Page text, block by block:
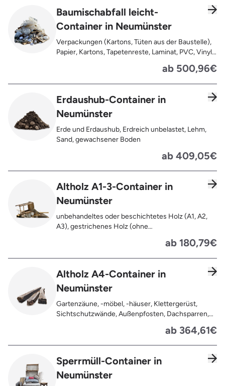
Teppiche, Gardinen, Gipswände/
Trockenbauwände, Metalle, Bleche, Rohre, Kabel,
Gebinde wie Dosen, Fässer, Eimer,
Sauerkrautplatten
Baumischabfall leicht-
Container in Neumünster
Verpackungen (Kartons, Tüten aus der Baustelle),
Papier, Kartons, Tapetenreste, Laminat, PVC, Vinyl,
Kunststoffe, Folien, Gummi, Styropor, Holz (z.B.
Spanplatten, Bauholz, Paletten), Textilien wie
Teppiche, Gardinen, Gipswände/
Türen für den Innenbereich, Restentleerte
Gebinde wie Dosen, Fässer, Eimer,
gesamten Containerinhalts
ab 500,96€
Erdaushub-Container in
Neumünster
Erde und Erdaushub, Erdreich unbelastet, Lehm,
Sand, gewachsener Boden
ab 409,05€
Altholz A1-3-Container in
Neumünster
unbehandeltes oder beschichtetes Holz (A1, A2,
A3), gestrichenes Holz (ohne
Oberflächenbehandlung wie Anstrich, Lasur,
Lackierung ), kleine Anhaftungen wie Nägel,
Schrauben oder Scharniere , Möbel und Türen,
Holz (z.B. Paletten, Bauholz),
Holzweichfaserplatten, Holzkisten,
ab 180,79€
Altholz A4-Container in
Neumünster
Gartenzäune, -möbel, -häuser, Klettergerüst,
Sichtschutzwände, Außenpfosten, Dachsparren,
behandeltes Holz (=schadstoffbelastet),
Verfaultes oder verbranntes Holz, Fensterrahmen,
Bahnschwellen, Pflanzfähle, Jägerzaun
ab 364,61€
Sperrmüll-Container in
Neumünster